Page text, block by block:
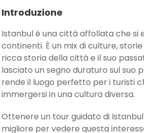
Introduzione
Istanbul è una città affollata che si
continenti. È un mix di culture, storie
ricca storia della città e il suo
lasciato un segno duraturo sul suo
rende il luogo perfetto per i turisti
immergersi in una cultura diversa.
Ottenere un tour guidato di
migliore per vedere questa